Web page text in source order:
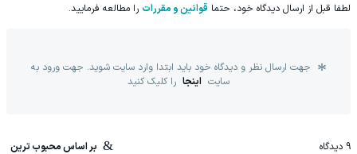
لطفا قبل از ارسال دیدگاه خود، حتما قوانین و مقررات را مطالعه فرمایید.
جهت ارسال نظر و دیدگاه خود باید ابتدا وارد سایت شوید. جهت ورود به
سایت اینجا را کلیک کنید
9 دیدگاه بر اساس محبوب ترین